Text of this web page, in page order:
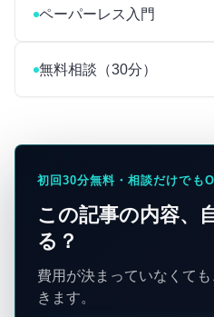
ペーパーレス入門
無料相談（30分）
初回30分無料・相談だけでも
この記事の内容、
る？
費用が決まっていなくて
きます。